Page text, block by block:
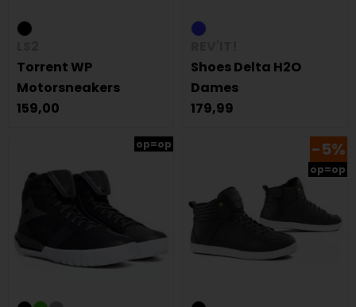
Torrent WP
Motorsneakers
159,00
Shoes Delta H2O
Dames
179,99
op=op -5%
op=op